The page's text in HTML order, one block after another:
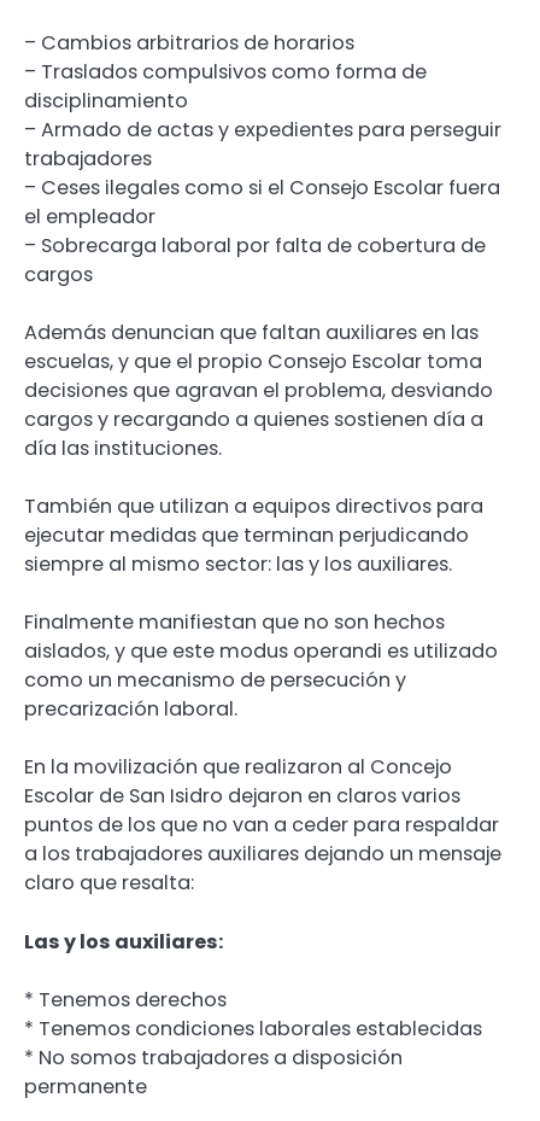
– Cambios arbitrarios de horarios
– Traslados compulsivos como forma de
disciplinamiento
– Armado de actas y expedientes para perseguir
trabajadores
– Ceses ilegales como si el Consejo Escolar fuera
el empleador
– Sobrecarga laboral por falta de cobertura de
cargos
Además denuncian que faltan auxiliares en las
escuelas, y que el propio Consejo Escolar toma
decisiones que agravan el problema, desviando
cargos y recargando a quienes sostienen día a
día las instituciones.
También que utilizan a equipos directivos para
ejecutar medidas que terminan perjudicando
siempre al mismo sector: las y los auxiliares.
Finalmente manifiestan que no son hechos
aislados, y que este modus operandi es utilizado
como un mecanismo de persecución y
precarización laboral.
En la movilización que realizaron al Concejo
Escolar de San Isidro dejaron en claros varios
puntos de los que no van a ceder para respaldar
a los trabajadores auxiliares dejando un mensaje
claro que resalta:
Las y los auxiliares:
* Tenemos derechos
* Tenemos condiciones laborales establecidas
* No somos trabajadores a disposición
permanente